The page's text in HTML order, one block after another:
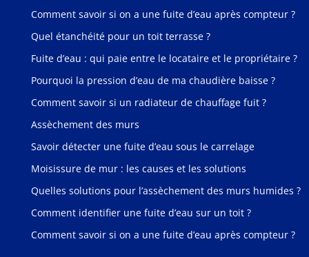
Comment savoir si on a une fuite d’eau après compteur ?
Quel étanchéité pour un toit terrasse ?
Fuite d’eau : qui paie entre le locataire et le propriétaire ?
Pourquoi la pression d’eau de ma chaudière baisse ?
Comment savoir si un radiateur de chauffage fuit ?
Assèchement des murs
Savoir détecter une fuite d’eau sous le carrelage
Moisissure de mur : les causes et les solutions
Quelles solutions pour l’assèchement des murs humides ?
Comment identifier une fuite d’eau sur un toit ?
Comment savoir si on a une fuite d’eau après compteur ?